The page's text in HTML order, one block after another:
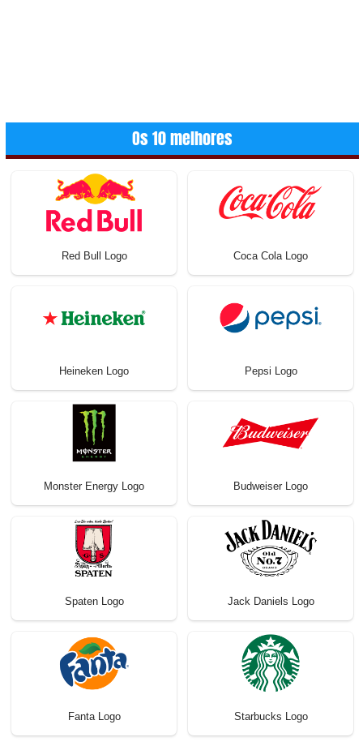
Os 10 melhores
Red Bull Logo Coca Cola Logo
Heineken Logo Pepsi Logo
Monster Energy Logo Budweiser Logo
Spaten Logo Jack Daniels Logo
Fanta Logo Starbucks Logo